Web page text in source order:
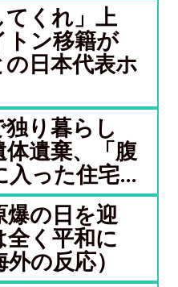
てくれ」上
トン移籍が
日本代表ホ
独り暮らし
体遺棄、「腹
入った住宅...
爆の日を迎
く平和に
の反応）